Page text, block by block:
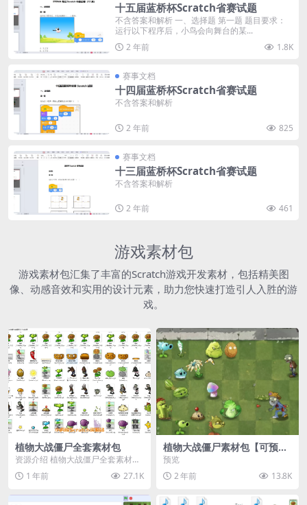
十五届蓝桥杯Scratch省赛试题
不含答案和解析 一、选择题 第一题 题目要求：
运行以下程序后，小鸟会向舞台的某...
2 年前
1.8K
赛事文档
十四届蓝桥杯Scratch省赛试题
不含答案和解析
2 年前 825
赛事文档
十三届蓝桥杯Scratch省赛试题
不含答案和解析
2 年前 461
游戏素材包
游戏素材包汇集了丰富的Scratch游戏开发素材，包括精美图
像、动感音效和实用的设计元素，助力您快速打造引人入胜的游
戏。
植物大战僵尸全套素材包
资源介绍 植物大战僵尸全套素材
包，包含227个丰富多样的素材，
涵盖角色、背景、动...
1 年前 27.1K
植物大战僵尸素材包【可预
览】
预览
2 年前
13.8K